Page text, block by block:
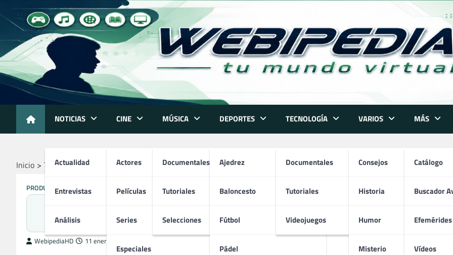
to
content
NOTICIAS
Actualidad
Entrevistas
Análisis
CINE
Actores
Películas
Series
Especiales
MÚSICA
Documentales
Tutoriales
Selecciones
DEPORTES
Ajedrez
Baloncesto
Fútbol
Pádel
TECNOLOGÍA
Documentales
Tutoriales
Videojuegos
VARIOS
Consejos
Historia
Humor
Misterio
MÁS
Catálogo
Buscador
Efemérides
Vídeos
Inicio Tienda Trading Online para Principiantes (Libro)
PRODUCTOS VARIADOS
Trading Online para
WebipediaHD 11 enero, 2025